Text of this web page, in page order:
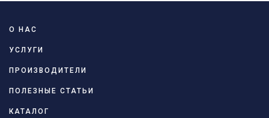
О НАС
УСЛУГИ
ПРОИЗВОДИТЕЛИ
ПОЛЕЗНЫЕ СТАТЬИ
КАТАЛОГ